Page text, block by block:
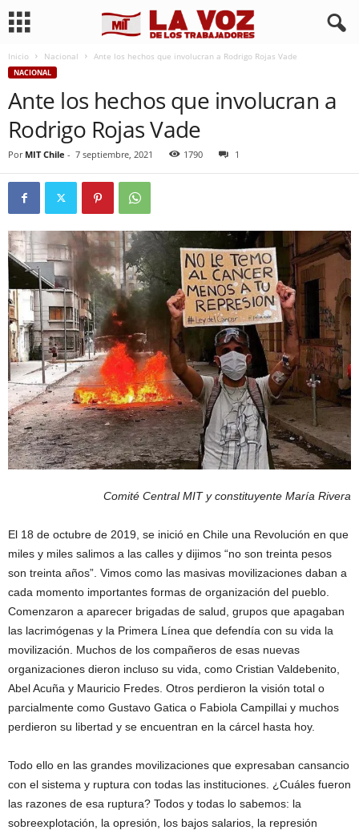
Inicio Nacional Ante los hechos que involucran a Rodrigo Rojas Vade
NACIONAL
Ante los hechos que involucran a
Rodrigo Rojas Vade
Por MIT Chile - 7 septiembre, 2021 1790 1
Comité Central MIT y constituyente María Rivera
El 18 de octubre de 2019, se inició en Chile una Revolución en que
miles y miles salimos a las calles y dijimos “no son treinta pesos
son treinta años”. Vimos como las masivas movilizaciones daban a
cada momento importantes formas de organización del pueblo.
Comenzaron a aparecer brigadas de salud, grupos que apagaban
las lacrimógenas y la Primera Línea que defendía con su vida la
movilización. Muchos de los compañeros de esas nuevas
organizaciones dieron incluso su vida, como Cristian Valdebenito,
Abel Acuña y Mauricio Fredes. Otros perdieron la visión total o
parcialmente como Gustavo Gatica o Fabiola Campillai y muchos
perdieron su libertad y se encuentran en la cárcel hasta hoy.
Todo ello en las grandes movilizaciones que expresaban cansancio
con el sistema y ruptura con todas las instituciones. ¿Cuáles fueron
las razones de esa ruptura? Todos y todas lo sabemos: la
sobreexplotación, la opresión, los bajos salarios, la represión